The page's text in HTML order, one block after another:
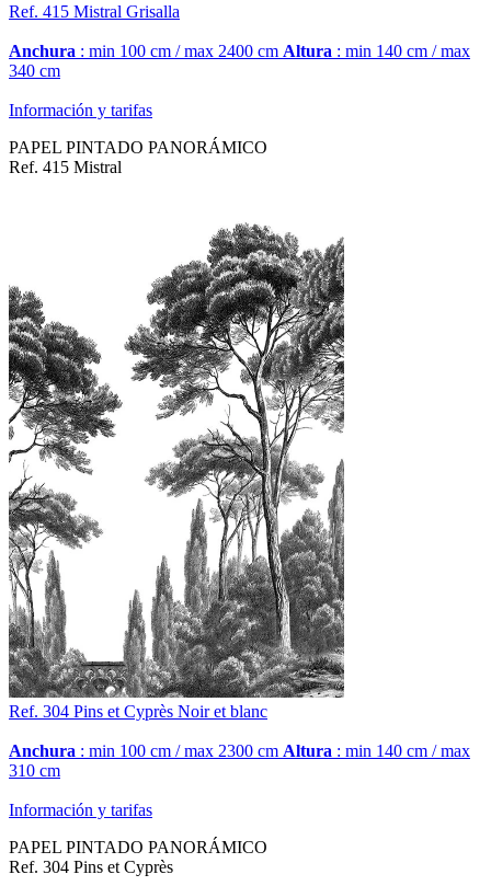
Ref. 415 Mistral Grisalla
Anchura : min 100 cm / max 2400 cm Altura : min 140 cm / max
340 cm
Información y tarifas
PAPEL PINTADO PANORÁMICO
Ref. 415 Mistral
Ref. 304 Pins et Cyprès Noir et blanc
Anchura : min 100 cm / max 2300 cm Altura : min 140 cm / max
310 cm
Información y tarifas
PAPEL PINTADO PANORÁMICO
Ref. 304 Pins et Cyprès